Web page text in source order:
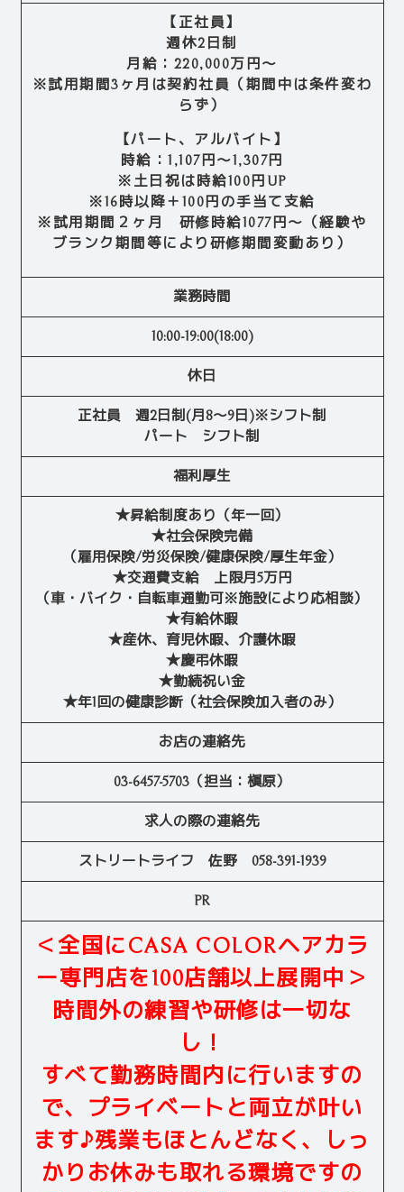
【正社員】
週休2日制
月給：220,000万円～
※試用期間3ヶ月は契約社員（期間中は条件変わ
らず）
【パート、アルバイト】
時給：1,107円～1,307円
※土日祝は時給100円UP
※16時以降＋100円の手当て支給
※試用期間２ヶ月 研修時給1077円～（経験や
ブランク期間等により研修期間変動あり）
業務時間
10:00-19:00(18:00)
休日
正社員 週2日制(月8～9日)※シフト制
パート シフト制
福利厚生
★昇給制度あり（年一回）
★社会保険完備
（雇用保険/労災保険/健康保険/厚生年金）
★交通費支給 上限月5万円
（車・バイク・自転車通勤可※施設により応相談）
★有給休暇
★産休、育児休暇、介護休暇
★慶弔休暇
★勤続祝い金
★年1回の健康診断（社会保険加入者のみ）
お店の連絡先
03-6457-5703（担当：槇原）
求人の際の連絡先
ストリートライフ 佐野 058-391-1939
PR
＜全国にCASA COLORヘアカラ
ー専門店を100店舗以上展開中＞
時間外の練習や研修は一切な
し！
すべて勤務時間内に行いますの
で、プライベートと両立が叶い
ます♪残業もほとんどなく、しっ
かりお休みも取れる環境ですの